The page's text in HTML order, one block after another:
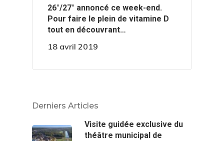
️️26°/27° annoncé ce week-end.
Pour faire le plein de vitamine D
tout en découvrant…
18 avril 2019
Derniers Articles
Visite guidée exclusive du
théâtre municipal de